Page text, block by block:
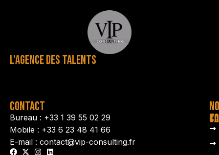
L'AGENCE DES TALENTS
CONTACT
Bureau : +33 1 39 55 02 29
Mobile : +33 6 23 48 41 66
E-mail : contact@vip-consulting.fr